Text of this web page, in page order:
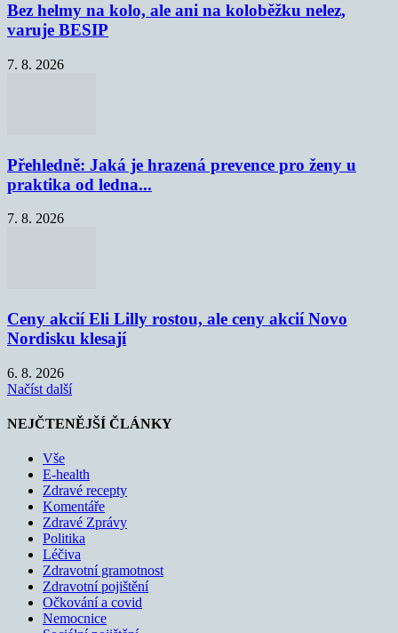
Bez helmy na kolo, ale ani na koloběžku nelez,
varuje BESIP
7. 8. 2026
Přehledně: Jaká je hrazená prevence pro ženy u
praktika od ledna...
7. 8. 2026
Ceny akcií Eli Lilly rostou, ale ceny akcií Novo
Nordisku klesají
6. 8. 2026
Načíst další
NEJČTENĚJŠÍ ČLÁNKY
Vše
E-health
Zdravé recepty
Komentáře
Zdravé Zprávy
Politika
Léčiva
Zdravotní gramotnost
Zdravotní pojištění
Očkování a covid
Nemocnice